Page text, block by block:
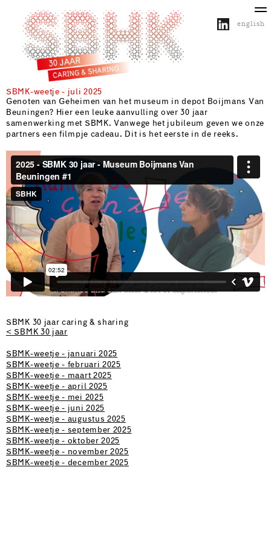
english
over SBHK activiteiten projecten publicaties
SBMK-weetje - juli 2025
Genoten van Geheimen van het museum in depot Boijmans Van
Beuningen? Hier een leuke aanvulling over 30 jaar
samenwerking met SBMK. Vanwege het jubileum geven we onze
partners een filmpje cadeau. Dit is het eerste in de reeks.
SBMK 30 jaar caring & sharing
< SBMK 30 jaar
SBMK-weetje - januari 2025
SBMK-weetje - februari 2025
SBMK-weetje - maart 2025
SBMK-weetje - april 2025
SBMK-weetje - mei 2025
SBMK-weetje - juni 2025
SBMK-weetje - augustus 2025
SBMK-weetje - september 2025
SBMK-weetje - oktober 2025
SBMK-weetje - november 2025
SBMK-weetje - december 2025